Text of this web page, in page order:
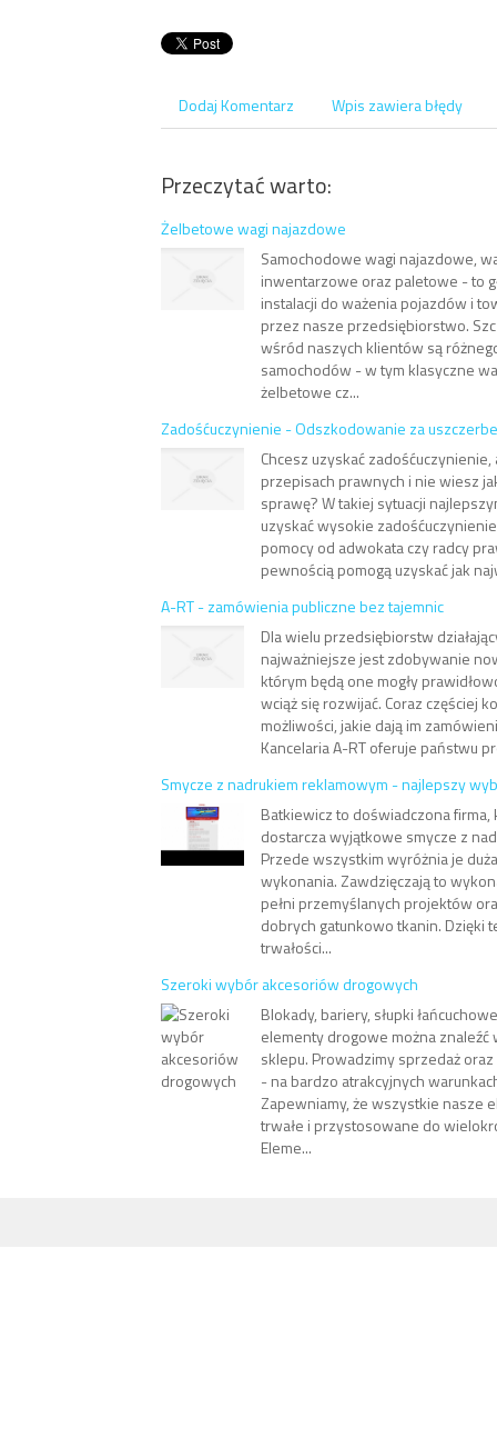
Dodaj Komentarz Wpis zawiera błędy
Przeczytać warto:
Żelbetowe wagi najazdowe
Samochodowe wagi najazdowe,
inwentarzowe oraz paletowe - to
instalacji do ważenia pojazdów i
przez nasze przedsiębiorstwo.
wśród naszych klientów są
samochodów - w tym klasyczne
żelbetowe cz...
Zadośćuczynienie - Odszkodowanie za
Chcesz uzyskać
przepisach prawnych i nie wiesz
sprawę? W takiej sytuacji
uzyskać wysokie
pomocy od adwokata czy radcy
pewnością pomogą uzyskać jak
A-RT - zamówienia publiczne bez tajemnic
Dla wielu przedsiębiorstw
najważniejsze jest zdobywanie
którym będą one mogły
wciąż się rozwijać. Coraz częściej
możliwości, jakie dają im
Kancelaria A-RT oferuje państwu
Smycze z nadrukiem reklamowym - najlepszy
Batkiewicz to doświadczona firma,
dostarcza wyjątkowe smycze z
Przede wszystkim wyróżnia je
wykonania. Zawdzięczają to
pełni przemyślanych projektów
dobrych gatunkowo tkanin. Dzięki
trwałości...
Szeroki wybór akcesoriów drogowych
Blokady, bariery, słupki
elementy drogowe można znaleźć
sklepu. Prowadzimy sprzedaż
- na bardzo atrakcyjnych
Zapewniamy, że wszystkie nasze
trwałe i przystosowane do
Eleme...